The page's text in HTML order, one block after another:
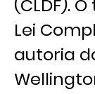
(CLDF).
Lei
autoria